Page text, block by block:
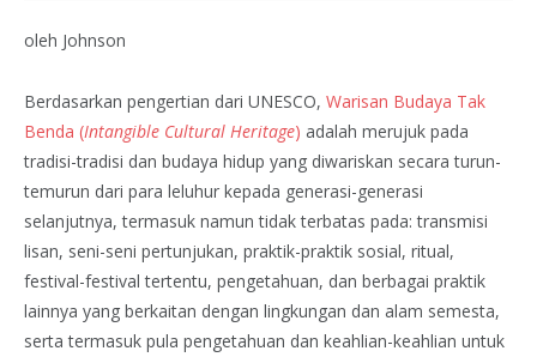
oleh Johnson
Berdasarkan pengertian dari UNESCO, Warisan Budaya Tak
Benda (Intangible Cultural Heritage) adalah merujuk pada
tradisi-tradisi dan budaya hidup yang diwariskan secara turun-
temurun dari para leluhur kepada generasi-generasi
selanjutnya, termasuk namun tidak terbatas pada: transmisi
lisan, seni-seni pertunjukan, praktik-praktik sosial, ritual,
festival-festival tertentu, pengetahuan, dan berbagai praktik
lainnya yang berkaitan dengan lingkungan dan alam semesta,
serta termasuk pula pengetahuan dan keahlian-keahlian untuk